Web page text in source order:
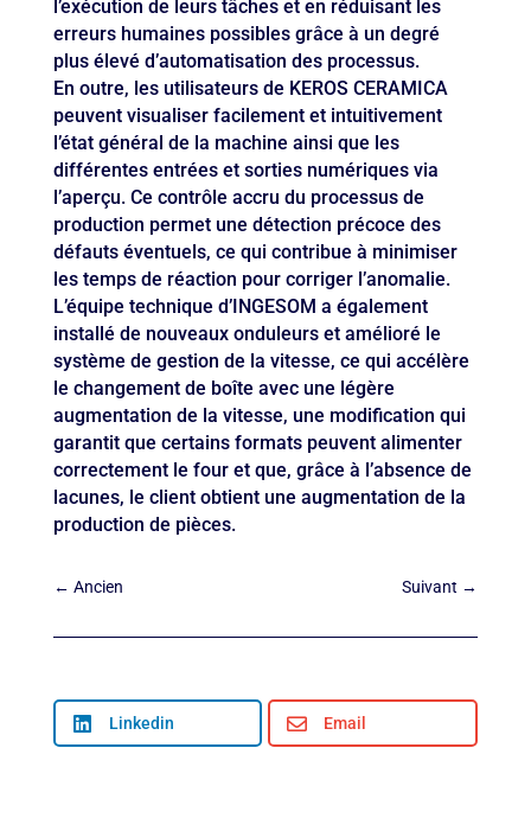
l’exécution de leurs tâches et en réduisant les
erreurs humaines possibles grâce à un degré
plus élevé d’automatisation des processus.
En outre, les utilisateurs de KEROS CERAMICA
peuvent visualiser facilement et intuitivement
l’état général de la machine ainsi que les
différentes entrées et sorties numériques via
l’aperçu. Ce contrôle accru du processus de
production permet une détection précoce des
défauts éventuels, ce qui contribue à minimiser
les temps de réaction pour corriger l’anomalie.
L’équipe technique d’INGESOM a également
installé de nouveaux onduleurs et amélioré le
système de gestion de la vitesse, ce qui accélère
le changement de boîte avec une légère
augmentation de la vitesse, une modification qui
garantit que certains formats peuvent alimenter
correctement le four et que, grâce à l’absence de
lacunes, le client obtient une augmentation de la
production de pièces.
← Ancien Suivant →
 Linkedin  Email